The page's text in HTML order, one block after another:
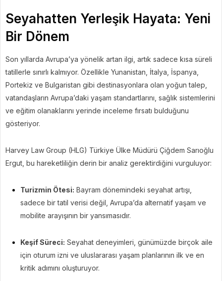
Seyahatten Yerleşik Hayata: Yeni
Bir Dönem
Son yıllarda Avrupa’ya yönelik artan ilgi, artık sadece kısa süreli
tatillerle sınırlı kalmıyor. Özellikle Yunanistan, İtalya, İspanya,
Portekiz ve Bulgaristan gibi destinasyonlara olan yoğun talep,
vatandaşların Avrupa’daki yaşam standartlarını, sağlık sistemlerini
ve eğitim olanaklarını yerinde inceleme fırsatı bulduğunu
gösteriyor.
Harvey Law Group (HLG) Türkiye Ülke Müdürü Çiğdem Sarıoğlu
Ergut, bu hareketliliğin derin bir analiz gerektirdiğini vurguluyor:
Turizmin Ötesi: Bayram dönemindeki seyahat artışı,
sadece bir tatil verisi değil, Avrupa’da alternatif yaşam ve
mobilite arayışının bir yansımasıdır.
Keşif Süreci: Seyahat deneyimleri, günümüzde birçok aile
için oturum izni ve uluslararası yaşam planlarının ilk ve en
kritik adımını oluşturuyor.